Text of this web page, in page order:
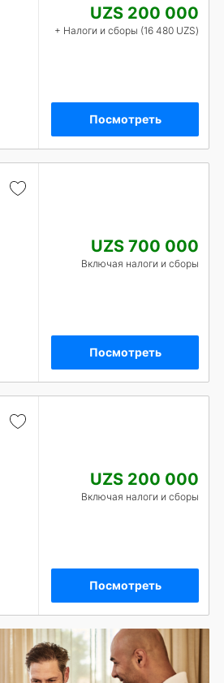
UZS 200 000
+ Налоги и сборы (16 480 UZS)
Посмотреть
UZS 700 000
Включая налоги и сборы
Посмотреть
UZS 200 000
Включая налоги и сборы
Посмотреть